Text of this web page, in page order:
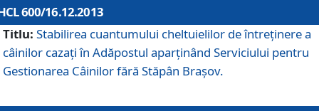
600/16.12.2013
Titlu: Stabilirea cuantumului cheltuielilor de întreţinere a
câinilor cazaţi în Adăpostul aparţinând Serviciului pentru
Gestionarea Câinilor fără Stăpân Braşov.